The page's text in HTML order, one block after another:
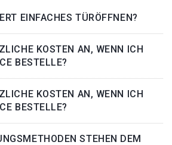
EINFACHES TÜRÖFFNEN?
KOSTEN AN, WENN ICH
BESTELLE?
KOSTEN AN, WENN ICH
BESTELLE?
STEHEN DEM